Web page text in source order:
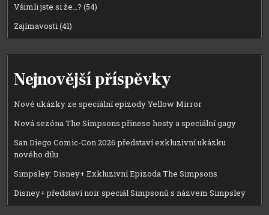
Všimli jste si že…? (54)
Zajímavosti(41)
Nejnovější příspěvky
Nové ukázky ze speciální epizody Yellow Mirror
Nová sezóna The Simpsons přinese hosty a speciální gagy
San Diego Comic-Con 2026 představí exkluzivní ukázku
nového dílu
Simpsley: Disney+ Exkluzivní Epizoda The Simpsons
Disney+ představí noir speciál Simpsonů s názvem Simpsley